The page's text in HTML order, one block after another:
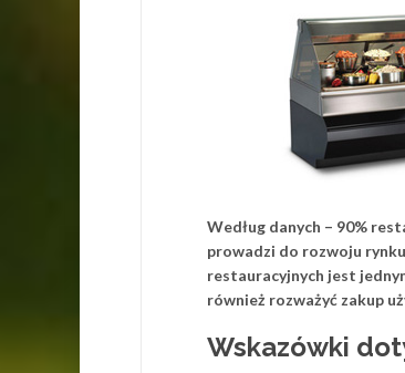
Według danych – 90%
prowadzi do rozwoju
restauracyjnych jest
również rozważyć zakup
Wskazówki